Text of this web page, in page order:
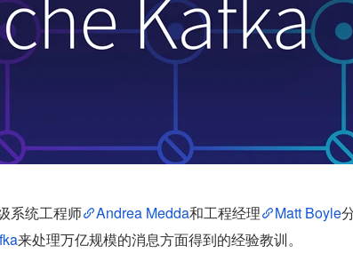
系统工程师 Andrea Medda和工程经理 Matt Boyle
来处理万亿规模的消息方面得到的经验教训。